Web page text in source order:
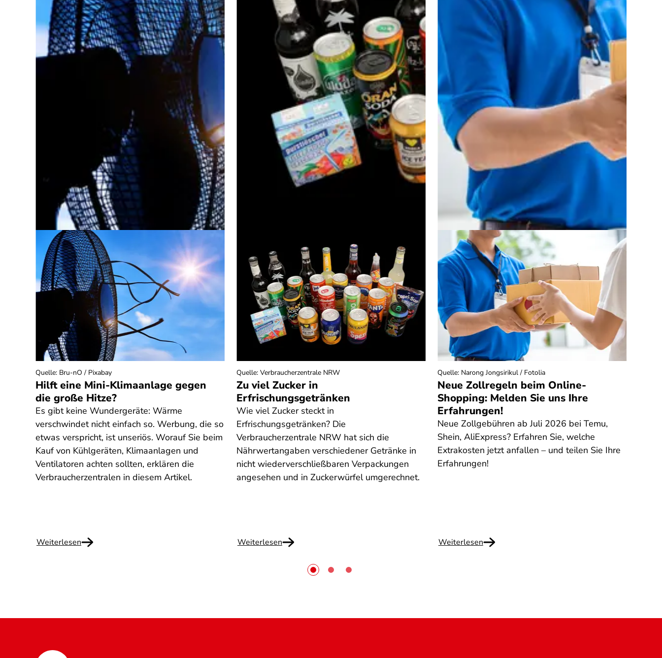
Hilft eine Mini-Klimaanlage gegen
die große Hitze?
Es gibt keine Wundergeräte: Wärme
verschwindet nicht einfach so. Werbung, die so
etwas verspricht, ist unseriös. Worauf Sie beim
Kauf von Kühlgeräten, Klimaanlagen und
Ventilatoren achten sollten, erklären die
Verbraucherzentralen in diesem Artikel.
Weiterlesen
Quelle: Bru-nO / Pixabay
Zu viel Zucker in
Erfrischungsgetränken
Wie viel Zucker steckt in
Erfrischungsgetränken? Die
Verbraucherzentrale NRW hat sich die
Nährwertangaben verschiedener Getränke in
nicht wiederverschließbaren Verpackungen
angesehen und in Zuckerwürfel umgerechnet.
Weiterlesen
Quelle: Verbraucherzentrale NRW
Neue Zollregeln beim Online-
Shopping: Melden Sie uns Ihre
Erfahrungen!
Neue Zollgebühren ab Juli 2026 bei Temu,
Shein, AliExpress? Erfahren Sie, welche
Extrakosten jetzt anfallen – und teilen Sie Ihre
Erfahrungen!
Weiterlesen
Quelle: Narong Jongsirikul / Fotolia